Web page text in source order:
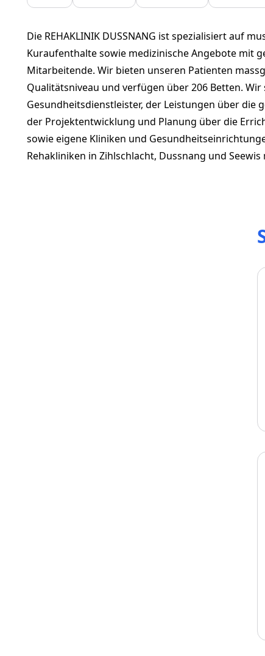
Die REHAKLINIK DUSSNANG ist spezialisiert auf
Kuraufenthalte sowie medizinische Angebote mit
Mitarbeitende. Wir bieten unseren Patienten
Qualitätsniveau und verfügen über 206 Betten.
Gesundheitsdienstleister, der Leistungen über
der Projektentwicklung und Planung über die
sowie eigene Kliniken und
Rehakliniken in Zihlschlacht, Dussnang und